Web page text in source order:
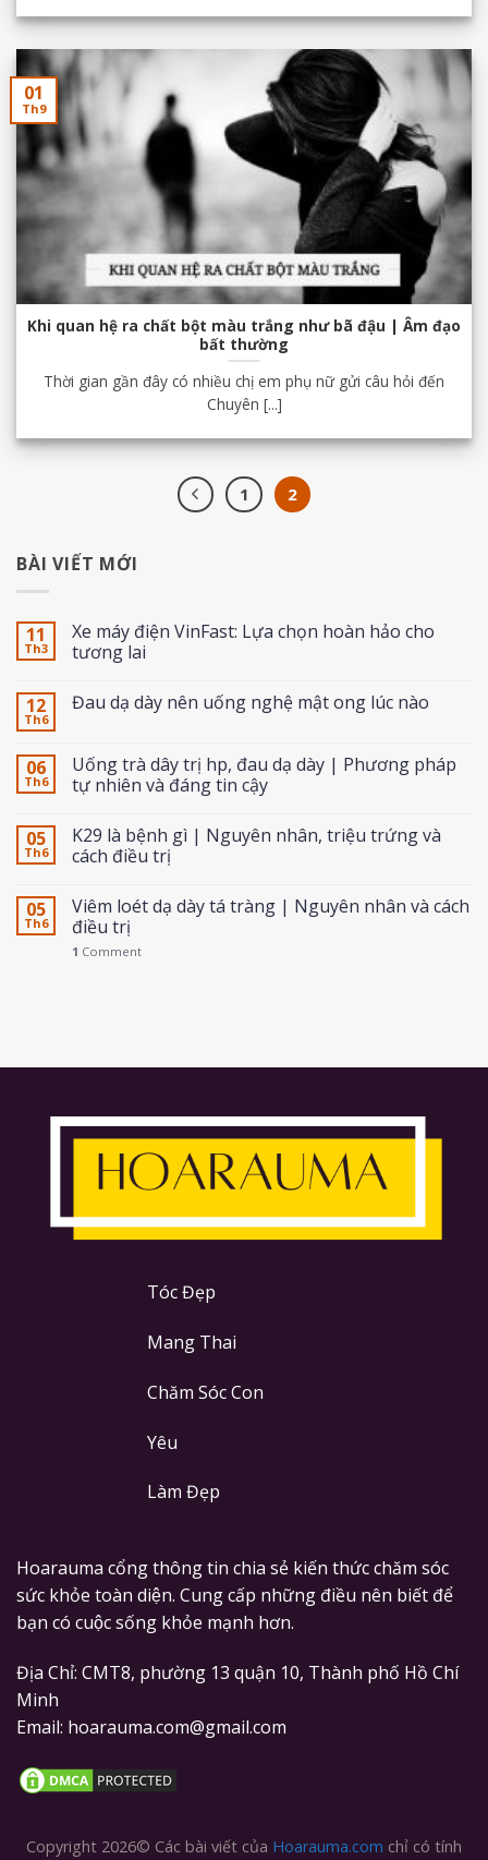
Khi quan hệ ra chất bột màu trắng như bã đậu | Âm đạo
bất thường
Thời gian gần đây có nhiều chị em phụ nữ gửi câu hỏi đến
Chuyên [...]
01
Th9
1 2
BÀI VIẾT MỚI
11
Th3
Xe máy điện VinFast: Lựa chọn hoàn hảo cho
tương lai
12
Th6
Đau dạ dày nên uống nghệ mật ong lúc nào
06
Th6
Uống trà dây trị hp, đau dạ dày | Phương pháp
tự nhiên và đáng tin cậy
05
Th6
K29 là bệnh gì | Nguyên nhân, triệu trứng và
cách điều trị
05
Th6
Viêm loét dạ dày tá tràng | Nguyên nhân và cách
điều trị
1 Comment
Tóc Đẹp
Mang Thai
Chăm Sóc Con
Yêu
Làm Đẹp
Hoarauma cổng thông tin chia sẻ kiến thức chăm sóc
sức khỏe toàn diện. Cung cấp những điều nên biết để
bạn có cuộc sống khỏe mạnh hơn.
Địa Chỉ: CMT8, phường 13 quận 10, Thành phố Hồ Chí
Minh
Email: hoarauma.com@gmail.com
Copyright 2026© Các bài viết của Hoarauma.com chỉ có tính